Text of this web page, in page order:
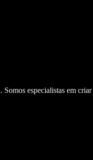
especialistas em